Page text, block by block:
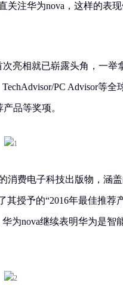
注华为nova，这样的表
亮相就已崭露头角，一举
PC Advisor等全
品等奖项。
消费电子科技出版物，涵
授予的“2016年最佳推荐
为nova继续表明华为是智